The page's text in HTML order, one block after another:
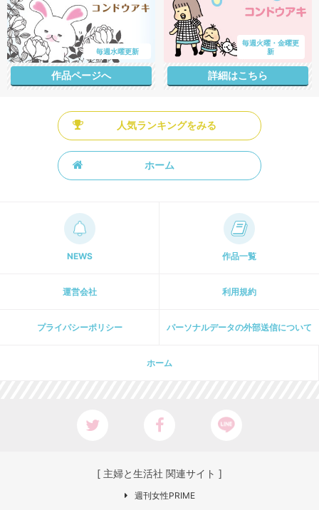
毎週水曜更新
作品ページへ
毎週火曜・金曜更
新
詳細はこちら
人気ランキングをみる
ホーム
NEWS 作品一覧
運営会社 利用規約
プライパシーポリシー パーソナルデータの外部送信について
ホーム
[ 主婦と生活社 関連サイト ]
週刊女性PRIME